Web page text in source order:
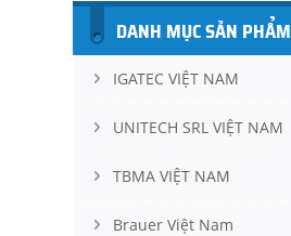
DANH MỤC SẢN PHẨM
IGATEC VIỆT NAM
UNITECH SRL VIỆT NAM
TBMA VIỆT NAM
Brauer Việt Nam